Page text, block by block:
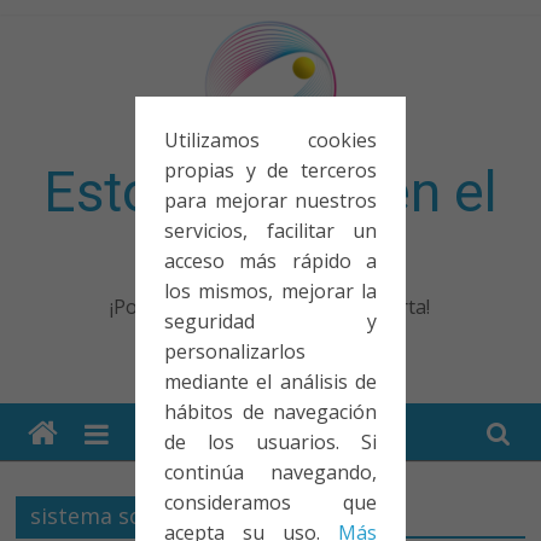
Utilizamos cookies
propias y de terceros
para mejorar nuestros
servicios, facilitar un
acceso más rápido a
los mismos, mejorar la
seguridad y
personalizarlos
mediante el análisis de
hábitos de navegación
de los usuarios. Si
continúa navegando,
consideramos que
acepta su uso. Más
Esto no entra en el
examen
¡Porque no solo el examen importa!
sistema solar